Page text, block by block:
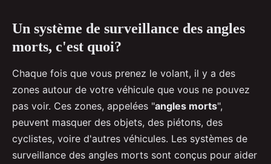
Un système de surveillance des angles
morts, c'est quoi?
Chaque fois que vous prenez le volant, il y a des
zones autour de votre véhicule que vous ne pouvez
pas voir. Ces zones, appelées "angles morts",
peuvent masquer des objets, des piétons, des
cyclistes, voire d'autres véhicules. Les systèmes de
surveillance des angles morts sont conçus pour aider